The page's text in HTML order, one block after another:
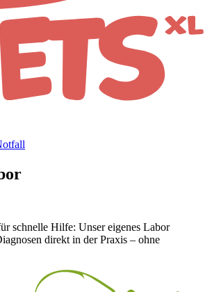
schnelle Hilfe: Unser eigenes Labor
direkt in der Praxis – ohne